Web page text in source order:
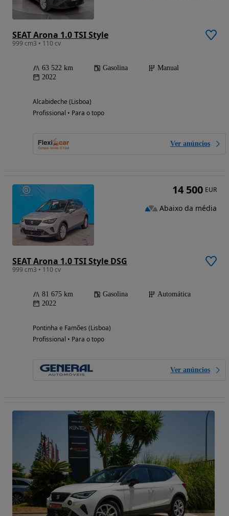
SEAT Arona 1.0 TSI Style
999 cm3 • 110 cv
63 522 km Gasolina
Manual
2022
Alcabideche (Lisboa)
Profissional • Para o topo
Ver anúncios
SEAT Arona 1.0 TSI Style DSG
999 cm3 • 110 cv
81 675 km Gasolina
Automática
2022
Pontinha e Famões (Lisboa)
Profissional • Para o topo
Ver anúncios
14 500 EUR
Abaixo da média